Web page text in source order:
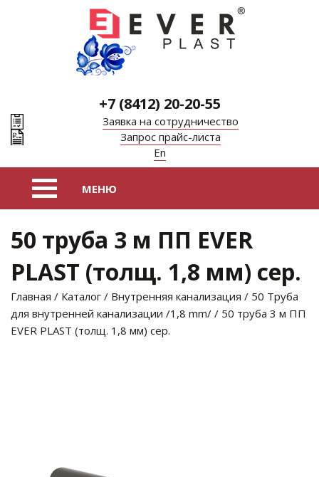
+7 (8412) 20-20-55
Заявка на сотрудничество
Запрос прайс-листа
En
50 труба 3 м ПП EVER
PLAST (толщ. 1,8 мм) сер.
Главная / Каталог / Внутренняя канализация / 50 Труба
для внутренней канализации /1,8 mm/ / 50 труба 3 м ПП
EVER PLAST (толщ. 1,8 мм) сер.